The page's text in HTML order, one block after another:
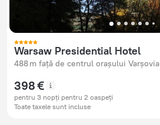
Warsaw Presidential Hotel
488 m față de centrul orașului Varșovia
398 €
pentru 3 nopți pentru 2 oaspeți
Toate taxele sunt incluse